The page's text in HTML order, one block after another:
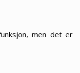
men det er